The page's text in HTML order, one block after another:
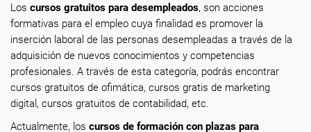
Los cursos gratuitos para desempleados, son acciones
formativas para el empleo cuya finalidad es promover la
inserción laboral de las personas desempleadas a través de la
adquisición de nuevos conocimientos y competencias
profesionales. A través de esta categoría, podrás encontrar
cursos gratuitos de ofimática, cursos gratis de marketing
digital, cursos gratuitos de contabilidad, etc.
Actualmente, los cursos de formación con plazas para